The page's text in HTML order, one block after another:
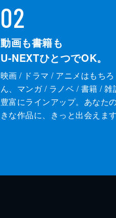
02
動画も書籍も
U-NEXTひとつでOK。
映画 / ドラマ / アニメはもちろ
ん、マンガ / ラノベ / 書籍 / 雑
豊富にラインアップ。あなた
きな作品に、きっと出会えます